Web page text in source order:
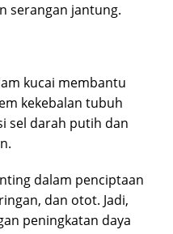
serangan jantung.
kucai membantu
kekebalan tubuh
sel darah putih dan
dalam penciptaan
dan otot. Jadi,
peningkatan daya